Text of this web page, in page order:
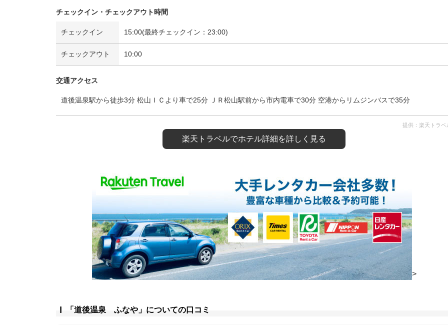
チェックイン・チェックアウト時間
チェックイン 15:00(最終チェックイン：23:00)
チェックアウト 10:00
交通アクセス
道後温泉駅から徒歩3分 松山ＩＣより車で25分 ＪＲ松山駅前から市内電車で30分 空港からリムジンバスで35分
提供：楽天トラベ
楽天トラベルでホテル詳細を詳しく見る
>
「道後温泉 ふなや」についての口コミ